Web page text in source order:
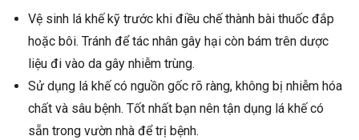
Vệ sinh lá khế kỹ trước khi điều chế thành bài thuốc đắp
hoặc bôi. Tránh để tác nhân gây hại còn bám trên dược
liệu đi vào da gây nhiễm trùng.
Sử dụng lá khế có nguồn gốc rõ ràng, không bị nhiễm hóa
chất và sâu bệnh. Tốt nhất bạn nên tận dụng lá khế có
sẵn trong vườn nhà để trị bệnh.